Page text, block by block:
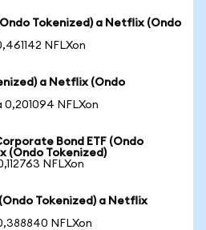
Tokenized) a Netflix (Ondo
NFLXon
a Netflix (Ondo
0,201094 NFLXon
Bond ETF (Ondo
(Ondo Tokenized)
NFLXon
Tokenized) a Netflix
NFLXon